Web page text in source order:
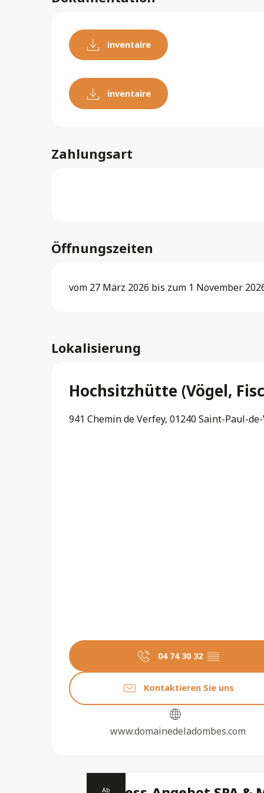
inventaire
inventaire
Zahlungsart
Öffnungszeiten
vom 27 März 2026 bis zum 1 November
Lokalisierung
Hochsitzhütte (Vögel,
941 Chemin de Verfey, 01240 Saint-Paul-
04 74 30 32 ▒▒
Kontaktieren Sie uns
www.domainedeladombes.com
Ab